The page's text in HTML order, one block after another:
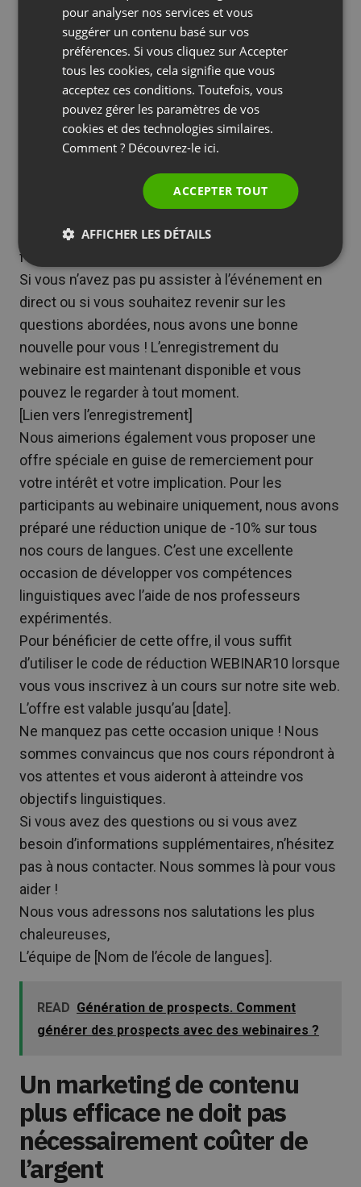
participants : -10 % sur tous les cours de langues.
Le résultat ? Plutôt sympathique
Objet : merci d’avoir participé au webinaire !
Regardez l’enregistrement et profitez de l’offre
Cher [Nom],
récent webinaire sur l’utilisation du Chat GPT dans
le marketing et l’éducation. Nous espérons que
cette réunion vous a inspiré et qu’elle vous a
fourni de nombreux conseils pratiques.
Si vous n’avez pas pu assister à l’événement en
direct ou si vous souhaitez revenir sur les
questions abordées, nous avons une bonne
nouvelle pour vous ! L’enregistrement du
webinaire est maintenant disponible et vous
pouvez le regarder à tout moment.
[Lien vers l’enregistrement]
Nous aimerions également vous proposer une
offre spéciale en guise de remerciement pour
votre intérêt et votre implication. Pour les
participants au webinaire uniquement, nous avons
préparé une réduction unique de -10% sur tous
nos cours de langues. C’est une excellente
occasion de développer vos compétences
linguistiques avec l’aide de nos professeurs
expérimentés.
Pour bénéficier de cette offre, il vous suffit
d’utiliser le code de réduction WEBINAR10 lorsque
vous vous inscrivez à un cours sur notre site web.
L’offre est valable jusqu’au [date].
Ne manquez pas cette occasion unique ! Nous
sommes convaincus que nos cours répondront à
vos attentes et vous aideront à atteindre vos
objectifs linguistiques.
Si vous avez des questions ou si vous avez
besoin d’informations supplémentaires, n’hésitez
pas à nous contacter. Nous sommes là pour vous
aider !
Nous vous adressons nos salutations les plus
chaleureuses,
L’équipe de [Nom de l’école de langues].
READ Génération de prospects. Comment
générer des prospects avec des webinaires ?
Un marketing de contenu
plus efficace ne doit pas
nécessairement coûter de
l’argent
SPANISH
PORTUGUESE
pour analyser nos services et vous
suggérer un contenu basé sur vos
préférences. Si vous cliquez sur Accepter
tous les cookies, cela signifie que vous
acceptez ces conditions. Toutefois, vous
pouvez gérer les paramètres de vos
cookies et des technologies similaires.
Comment ? Découvrez-le ici.
ACCEPTER TOUT
AFFICHER LES DÉTAILS